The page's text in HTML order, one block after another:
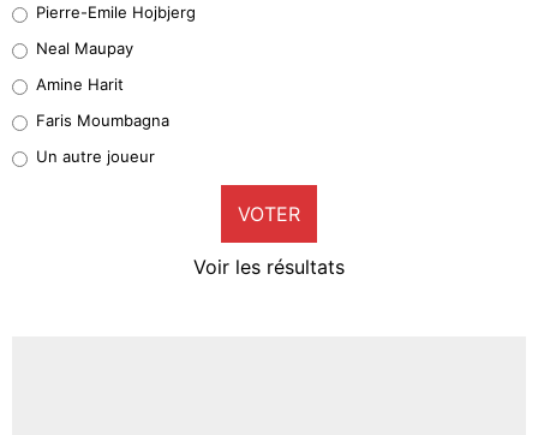
5%
1%
9%
Pierre-Emile Hojbjerg
Neal Maupay
Amine Harit
Faris Moumbagna
Un autre joueur
VOTER
Voir les résultats